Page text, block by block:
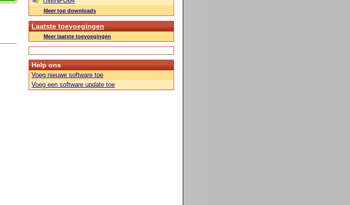
Meer top downloads
Laatste toevoegingen
Meer laatste toevoegingen
Help ons
Voeg nieuwe software toe
Voeg een software update toe